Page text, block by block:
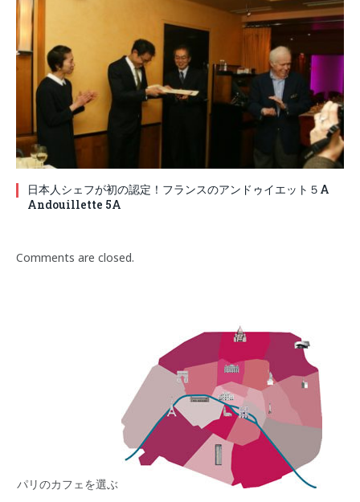
日本人シェフが初の認定！フランスのアンドゥイエット５A
Andouillette 5A
Comments are closed.
パリのカフェを選ぶ